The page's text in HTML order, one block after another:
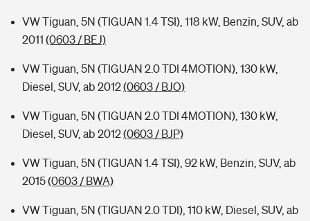
VW Tiguan, 5N (TIGUAN 1.4 TSI), 118 kW, Benzin, SUV, ab
2011 (0603 / BEJ)
VW Tiguan, 5N (TIGUAN 2.0 TDI 4MOTION), 130 kW,
Diesel, SUV, ab 2012(0603 / BJO)
VW Tiguan, 5N (TIGUAN 2.0 TDI 4MOTION), 130 kW,
Diesel, SUV, ab 2012(0603 / BJP)
VW Tiguan, 5N (TIGUAN 1.4 TSI), 92 kW, Benzin, SUV, ab
2015(0603 / BWA)
VW Tiguan, 5N (TIGUAN 2.0 TDI), 110 kW, Diesel, SUV, ab